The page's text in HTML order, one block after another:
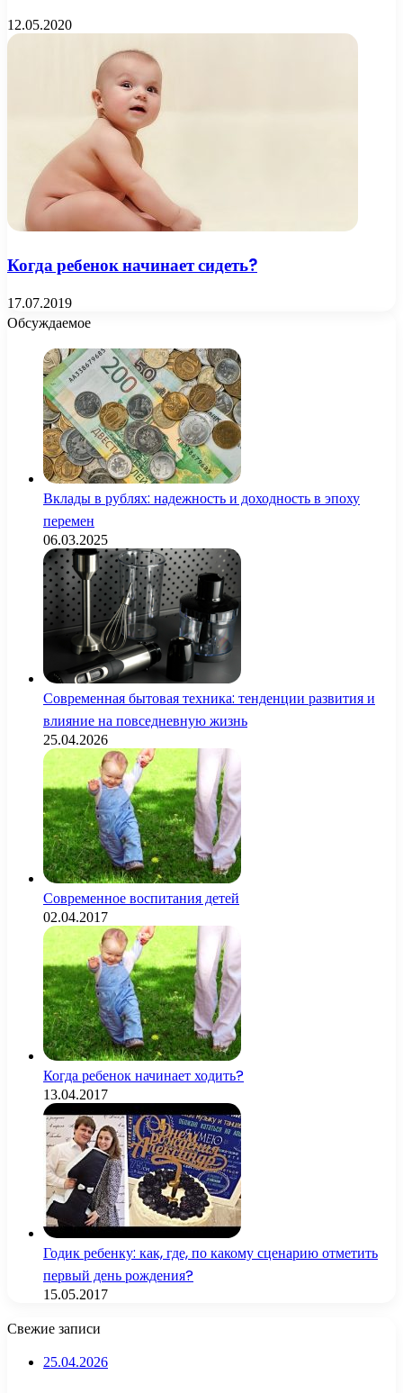
12.05.2020
Когда ребенок начинает сидеть?
17.07.2019
Обсуждаемое
Вклады в рублях: надежность и доходность в эпоху
перемен
06.03.2025
Современная бытовая техника: тенденции развития и
влияние на повседневную жизнь
25.04.2026
Современное воспитания детей
02.04.2017
Когда ребенок начинает ходить?
13.04.2017
Годик ребенку: как, где, по какому сценарию отметить
первый день рождения?
15.05.2017
Свежие записи
25.04.2026